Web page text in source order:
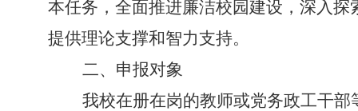
本任务，全面推进廉洁校园建设，深入
提供理论支撑和智力支持。
二、申报对象
我校在册在岗的教师或党务政工干